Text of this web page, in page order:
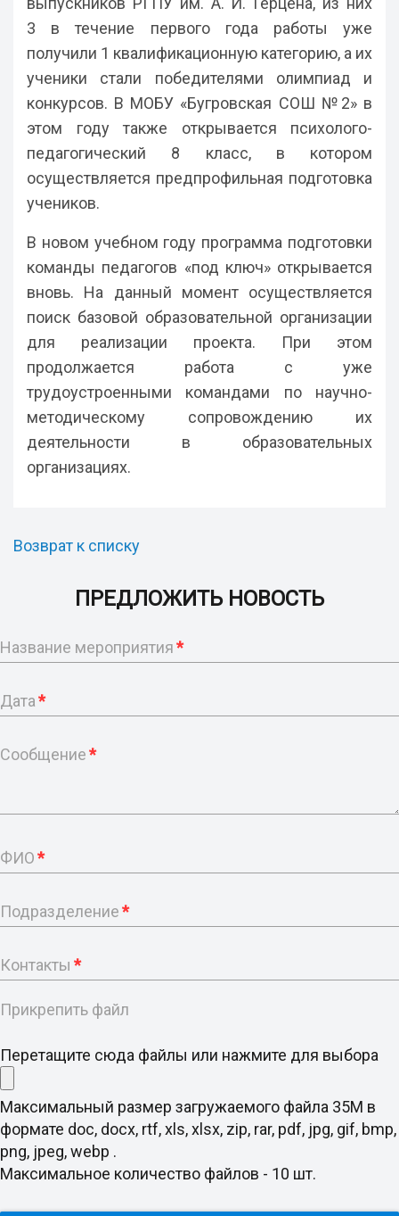
3 в течение первого года работы уже
получили 1 квалификационную категорию, а их
ученики стали победителями олимпиад и
конкурсов. В МОБУ «Бугровская СОШ №2» в
этом году также открывается психолого-
педагогический 8 класс, в котором
осуществляется предпрофильная подготовка
учеников.
В новом учебном году программа подготовки
команды педагогов «под ключ» открывается
вновь. На данный момент осуществляется
поиск базовой образовательной организации
для реализации проекта. При этом
продолжается работа с уже
трудоустроенными командами по научно-
методическому сопровождению их
деятельности в образовательных
организациях.
Возврат к списку
ПРЕДЛОЖИТЬ НОВОСТЬ
Название мероприятия*
Дата*
Сообщение*
ФИО*
Подразделение*
Контакты *
Прикрепить файл
Перетащите сюда файлы или нажмите для выбора
Максимальный размер загружаемого файла 35M в
формате doc, docx, rtf, xls, xlsx, zip, rar, pdf, jpg, gif, bmp,
png, jpeg, webp .
Максимальное количество файлов - 10 шт.